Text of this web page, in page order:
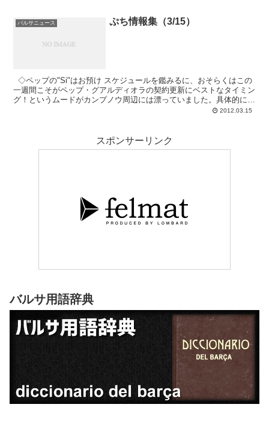
アのデランテロは新天地を求めるかもしれない、との理論です。そう
の考えを述べています。
バルサニュース ぷち情報集（3/15）
◇ペップの"Si"はお預け スケジュールを鑑みるに、おそらくはこの
一週間こそがペップ・グアルディオラの契約更新にベストなタイミン
グ！というムードがカンプノウ周辺には漂っていました。具体的には
2012.03.15
スポンサーリンク
バルサ用語辞典